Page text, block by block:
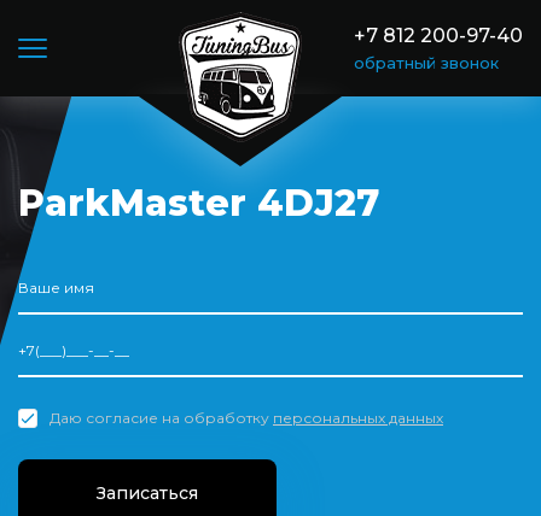
+7 812 200-97-40
обратный звонок
ParkMaster 4DJ27
Даю согласие на обработку персональных данных
Записаться